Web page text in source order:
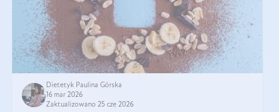
Dietetyk Paulina Górska
16 mar 2026
Zaktualizowano 25 cze 2026